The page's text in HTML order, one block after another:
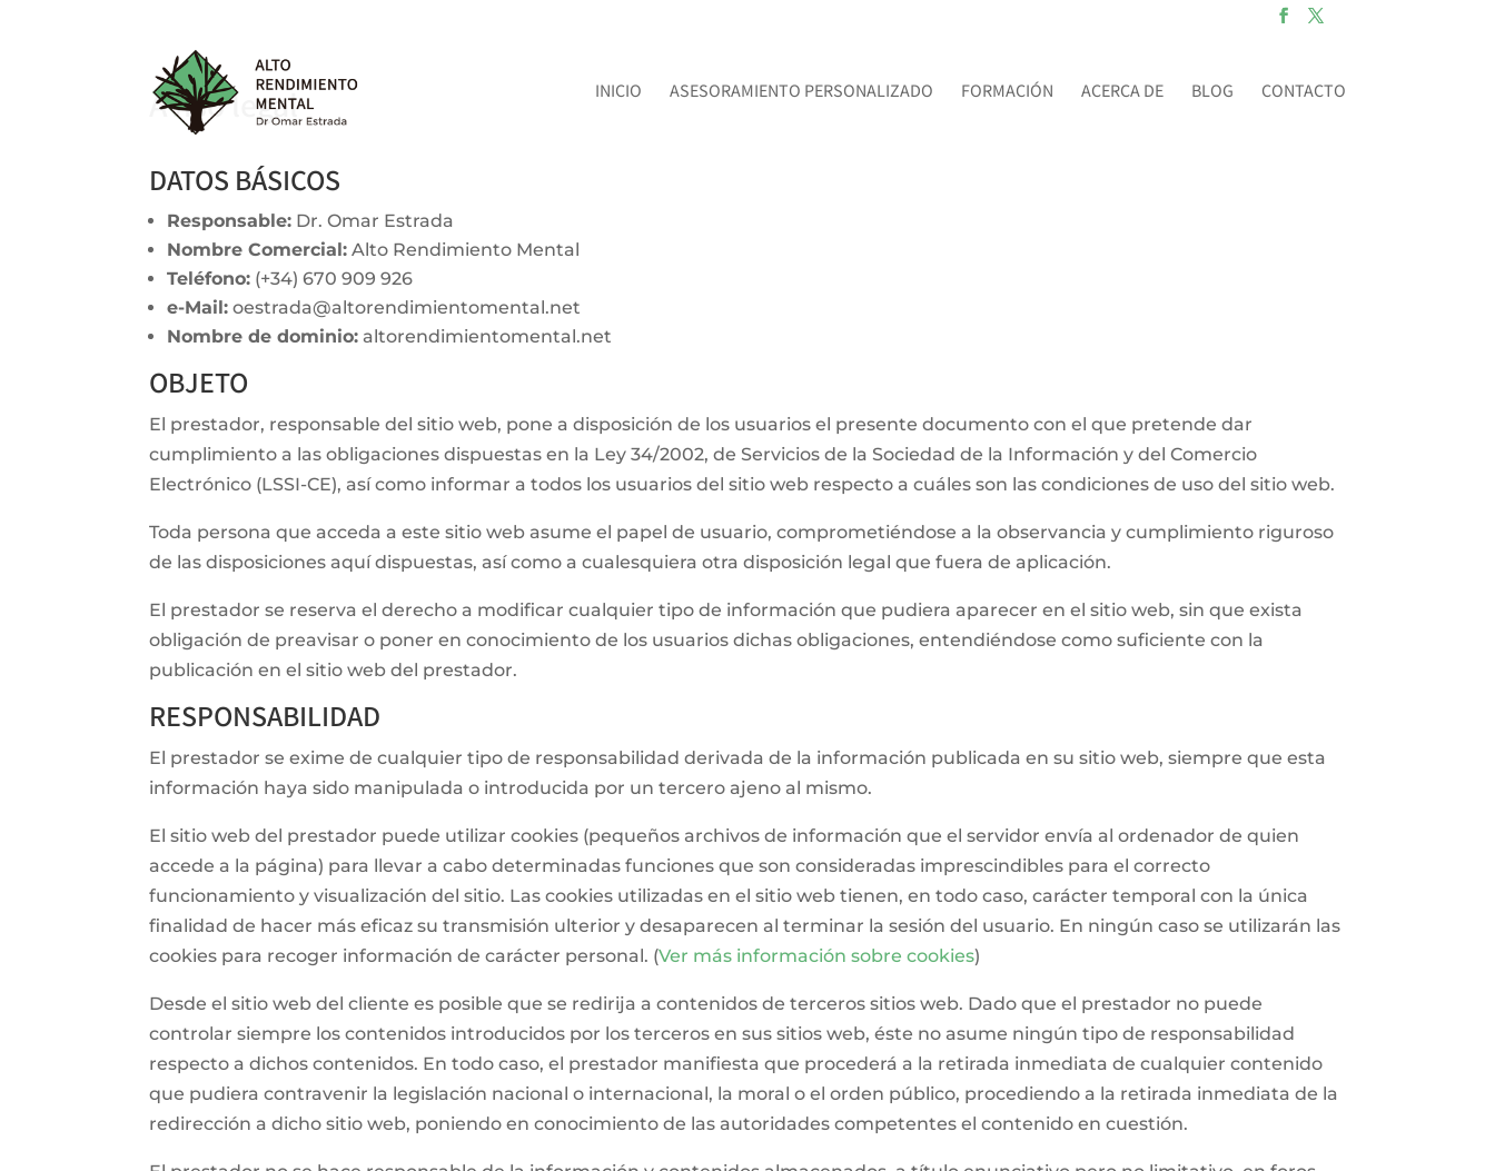
INICIO ASESORAMIENTO PERSONALIZADO FORMACIÓN ACERCA DE BLOG CONTACTO
Aviso legal
DATOS BÁSICOS
Responsable: Dr. Omar Estrada
Nombre Comercial: Alto Rendimiento Mental
Teléfono: (+34) 670 909 926
e-Mail: oestrada@altorendimientomental.net
Nombre de dominio: altorendimientomental.net
OBJETO
El prestador, responsable del sitio web, pone a disposición de los usuarios el presente documento con el que pretende dar
cumplimiento a las obligaciones dispuestas en la Ley 34/2002, de Servicios de la Sociedad de la Información y del Comercio
Electrónico (LSSI-CE), así como informar a todos los usuarios del sitio web respecto a cuáles son las condiciones de uso del sitio web.
Toda persona que acceda a este sitio web asume el papel de usuario, comprometiéndose a la observancia y cumplimiento riguroso
de las disposiciones aquí dispuestas, así como a cualesquiera otra disposición legal que fuera de aplicación.
El prestador se reserva el derecho a modificar cualquier tipo de información que pudiera aparecer en el sitio web, sin que exista
obligación de preavisar o poner en conocimiento de los usuarios dichas obligaciones, entendiéndose como suficiente con la
publicación en el sitio web del prestador.
RESPONSABILIDAD
El prestador se exime de cualquier tipo de responsabilidad derivada de la información publicada en su sitio web, siempre que esta
información haya sido manipulada o introducida por un tercero ajeno al mismo.
El sitio web del prestador puede utilizar cookies (pequeños archivos de información que el servidor envía al ordenador de quien
accede a la página) para llevar a cabo determinadas funciones que son consideradas imprescindibles para el correcto
funcionamiento y visualización del sitio. Las cookies utilizadas en el sitio web tienen, en todo caso, carácter temporal con la única
finalidad de hacer más eficaz su transmisión ulterior y desaparecen al terminar la sesión del usuario. En ningún caso se utilizarán las
cookies para recoger información de carácter personal. (Ver más información sobre cookies)
Desde el sitio web del cliente es posible que se redirija a contenidos de terceros sitios web. Dado que el prestador no puede
controlar siempre los contenidos introducidos por los terceros en sus sitios web, éste no asume ningún tipo de responsabilidad
respecto a dichos contenidos. En todo caso, el prestador manifiesta que procederá a la retirada inmediata de cualquier contenido
que pudiera contravenir la legislación nacional o internacional, la moral o el orden público, procediendo a la retirada inmediata de la
redirección a dicho sitio web, poniendo en conocimiento de las autoridades competentes el contenido en cuestión.